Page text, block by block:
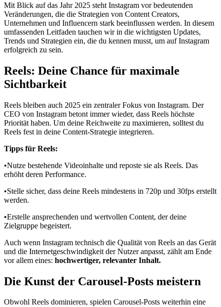
Mit Blick auf das Jahr 2025 steht Instagram vor bedeutenden
Veränderungen, die die Strategien von Content Creators,
Unternehmen und Influencern stark beeinflussen werden. In diesem
umfassenden Leitfaden tauchen wir in die wichtigsten Updates,
Trends und Strategien ein, die du kennen musst, um auf Instagram
erfolgreich zu sein.
Reels: Deine Chance für maximale
Sichtbarkeit
Reels bleiben auch 2025 ein zentraler Fokus von Instagram. Der
CEO von Instagram betont immer wieder, dass Reels höchste
Priorität haben. Um deine Reichweite zu maximieren, solltest du
Reels fest in deine Content-Strategie integrieren.
Tipps für Reels:
•Nutze bestehende Videoinhalte und reposte sie als Reels. Das
erhöht deren Performance.
•Stelle sicher, dass deine Reels mindestens in 720p und 30fps erstellt
werden.
•Erstelle ansprechenden und wertvollen Content, der deine
Zielgruppe begeistert.
Auch wenn Instagram technisch die Qualität von Reels an das Gerät
und die Internetgeschwindigkeit der Nutzer anpasst, zählt am Ende
vor allem eines: hochwertiger, relevanter Inhalt.
Die Kunst der Carousel-Posts meistern
Obwohl Reels dominieren, spielen Carousel-Posts weiterhin eine